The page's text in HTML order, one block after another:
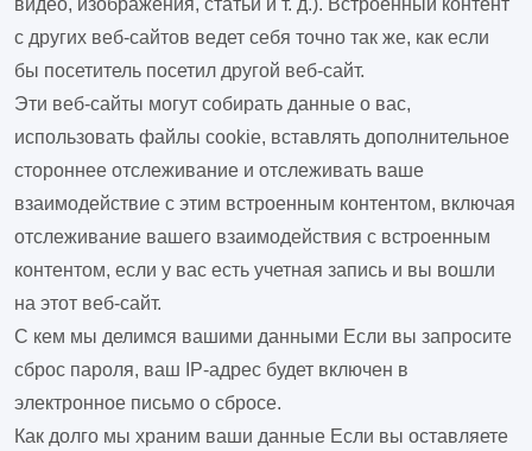
видео, изображения, статьи и т. д.). Встроенный контент
с других веб-сайтов ведет себя точно так же, как если
бы посетитель посетил другой веб-сайт.
Эти веб-сайты могут собирать данные о вас,
использовать файлы cookie, вставлять дополнительное
стороннее отслеживание и отслеживать ваше
взаимодействие с этим встроенным контентом, включая
отслеживание вашего взаимодействия с встроенным
контентом, если у вас есть учетная запись и вы вошли
на этот веб-сайт.
С кем мы делимся вашими данными Если вы запросите
сброс пароля, ваш IP-адрес будет включен в
электронное письмо о сбросе.
Как долго мы храним ваши данные Если вы оставляете